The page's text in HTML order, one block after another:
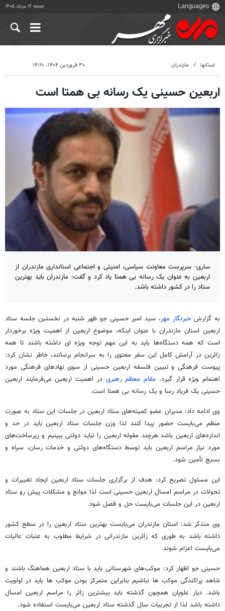
جمعه ۱۶ مرداد ۱۴۰۵
استانها مازندران ۳۰ فروردین ۱۴۰۴، ۱۴:۲۰
اربعین حسینی یک رسانه بی همتا است
ساری- سرپرست معاونت سیاسی، امنیتی و اجتماعی استانداری مازندران از
اربعین به عنوان یک رسانه بی همتا یاد کرد و گفت: مازندران‌ باید بهترین
ستاد را در کشور داشته باشد.
به گزارش خبرنگار مهر، سید امیر حسینی جو ظهر شنبه در نخستین جلسه ستاد
اربعین استان مازندران با عنوان اینکه، موضوع اربعین از اهمیت ویژه برخوردار
است که همه دستگاه‌ها باید به این مهم توجه ویژه ای داشته باشند تا همه
زائرین در آرامش کامل این سفر معنوی را به سرانجام برسانند، خاطر نشان کرد:
پیوست فرهنگی و تبیین فلسفه اربعین حسینی از سوی نهادهای فرهنگی مورد
اهتمام ویژه قرار گیرد. مقام معظم رهبری در اهمیت اربعین می‌فرمایند اربعین
حسینی یک فریاد رسا و یک رسانه بی همتا است.
وی ادامه داد: مدیران عضو کمیته‌های ستاد اربعین در جلسات این ستاد به صورت
منظم می‌بایست حضور پیدا کنند لذا وزن جلسات ستاد اربعین باید در حد و
اندازه‌های اربعین باشد هرچند مقوله اربعین را نباید دولتی ببینیم و زیرساخت‌های
مورد نیاز مراسم اربعین باید توسط دستگاه‌های دولتی و خدماترسان، سپاه و
بسیج تأمین شود.
این مسئول تصریح کرد: هدف از برگزاری جلسات ستاد اربعین ایجاد تغییرات و
تحولات در مراسم امسال اربعین حسینی است لذا موانع و مشکلات پیش رو ستاد
اربعین در این جلسات می‌بایست حل و فصل شود.
وی متذکر شد: استان مازندران می‌بایست بهترین ستاد اربعین را در سطح کشور
داشته باشد به طوری که زائرین مازندرانی در شرایط مطلوب به عتبات عالیات
می‌بایست اعزام شوند.
حسینی جو اظهار کرد: موکب‌های شهرستانی باید با ستاد اربعین هماهنگ باشند و
شاهد پراکندگی موکب ها نباشیم بنابراین متمرکز بودن موکب ها باید در اولویت
باشد. دیار علویان همچون گذشته باید بیشترین زائر را مراسم اربعین امسال
داشته باشد لذا از تجربیات سال گذشته ستاد اربعین می‌بایست استفاده شود.